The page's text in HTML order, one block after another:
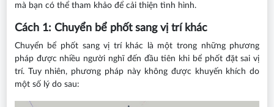
mà bạn có thể tham khảo để cải thiện tình hình.
Cách 1: Chuyển bể phốt sang vị trí khác
Chuyển bể phốt sang vị trí khác là một trong những phương
pháp được nhiều người nghĩ đến đầu tiên khi bể phốt đặt sai vị
trí. Tuy nhiên, phương pháp này không được khuyến khích do
một số lý do sau: